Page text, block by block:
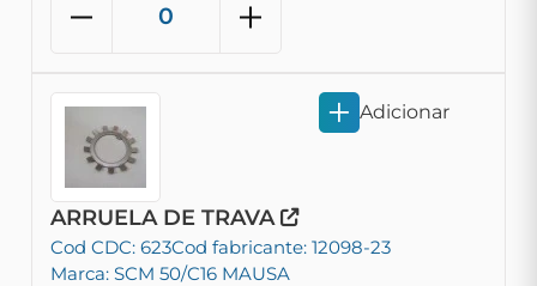
ARRUELA DE TRAVA
Cod CDC: 623Cod fabricante: 12098-23
Marca: SCM 50/C16 MAUSA
Adicionar